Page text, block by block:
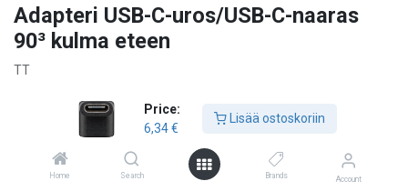
Price:
6,34€
Lisää ostoskoriin
Home Search Brands Account
Adapteri USB-C-uros/USB-C-naaras
90³ kulma eteen
TT
Lisää ostoskoriin